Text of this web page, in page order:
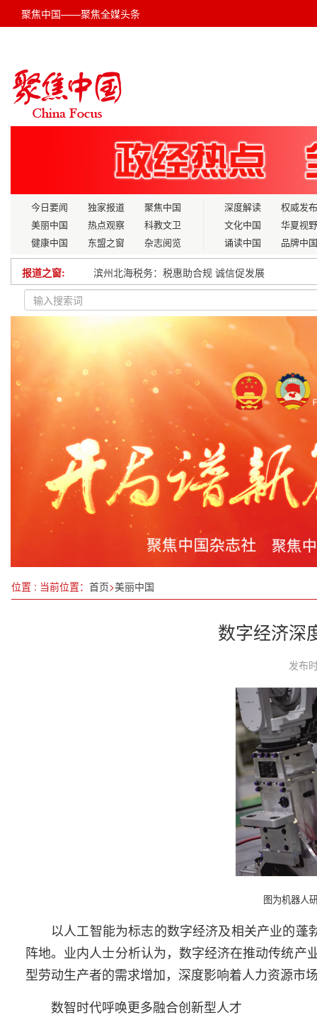
聚焦中国——聚焦全媒头条
今日要闻 独家报道
聚焦中国
美丽中国
热点观察
科教文卫
健康中国
东盟之窗 杂志阅览
深度解读
权威发布
文化中国
华夏视野
诵读中国
品牌中国
报道之窗:
滨州北海税务：税惠助合规 诚信促发展
深学细悟全会精神，勇担时代发展使命——学习党
江西省10月细颗粒物月均浓度同比下降21.2%
铸牢中华民族共同体意识的重大意义
以中医药创新践行“十五五”使命，与国家战略同
启动“产业链”党建课题，搭建交流平台
“健康饮食、快乐学习——泰莱中国儿童健康改善计
浙江推动制造业高端化、智能化、绿色化发展
中法文化遗产与城市研究交流座谈会在并举行
位置 : 当前位置： 首页>美丽中国
数字经济深
发布
图为机器人
以人工智能为标志的数字经济及相关产业的蓬
阵地。业内人士分析认为，数字经济在推动传统
型劳动生产者的需求增加，深度影响着人力资源市
数智时代呼唤更多融合创新型人才